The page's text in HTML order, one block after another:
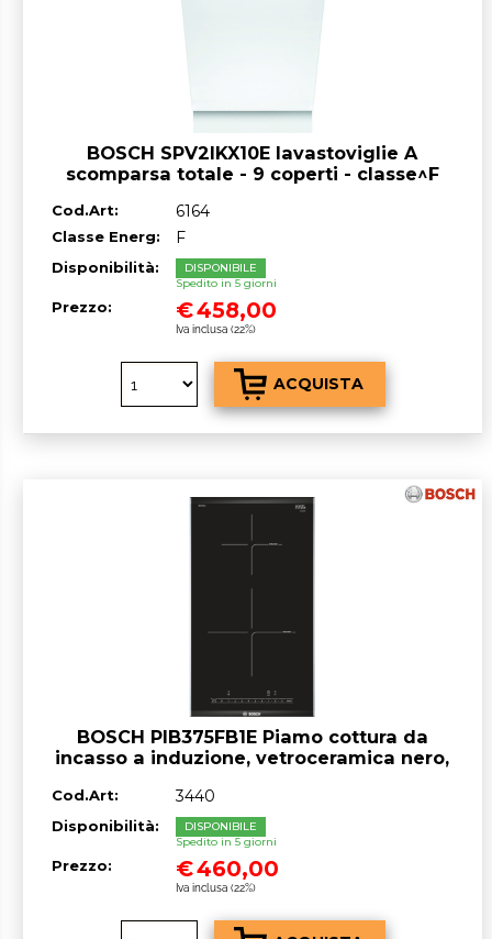
BOSCH SPV2IKX10E lavastoviglie A
scomparsa totale - 9 coperti - classe^F
Cod.Art: 6164
Classe Energ: F
Disponibilità:
DISPONIBILE
Spedito in 5 giorni
Prezzo: €458,00
Iva inclusa (22%)
BOSCH PIB375FB1E Piamo cottura da
incasso a induzione, vetroceramica nero,
Cod.Art: 3440
Disponibilità:
DISPONIBILE
Spedito in 5 giorni
Prezzo: €460,00
Iva inclusa (22%)